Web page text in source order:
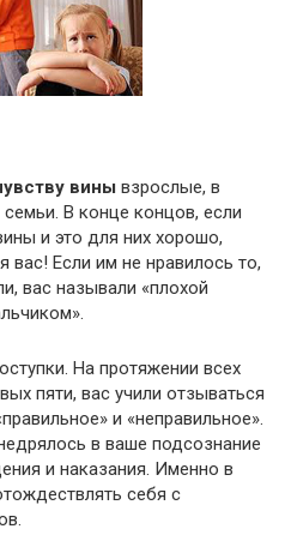
вины взрослые, в
В конце концов, если
и это для них хорошо,
Если им не нравилось то,
вас называли «плохой
На протяжении всех
пяти, вас учили отзываться
и «неправильное».
в ваше подсознание
и наказания. Именно в
себя с